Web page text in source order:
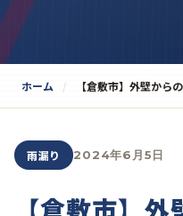
ホーム 【倉敷市】外壁から
雨漏り 2024年6月5日